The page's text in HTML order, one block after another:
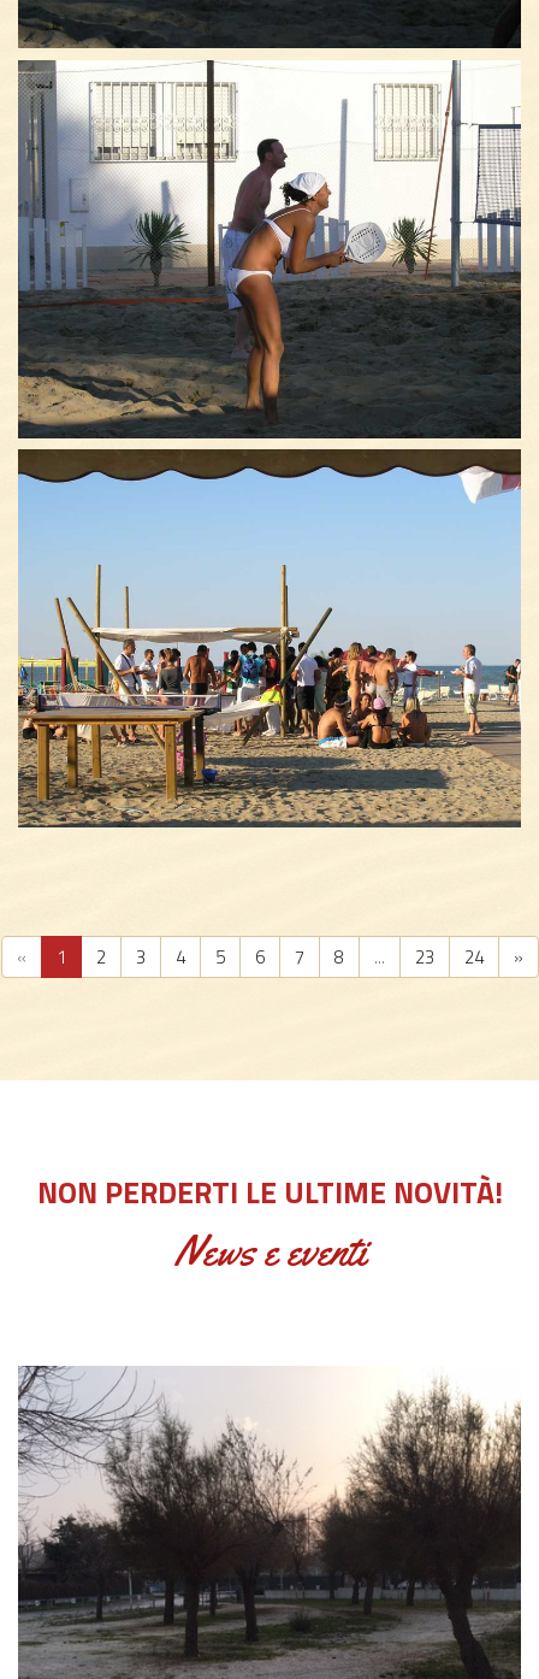
« 1 2 3 4 5 6 7 8 ... 23 24 »
NON PERDERTI LE ULTIME NOVITÀ!
News e eventi